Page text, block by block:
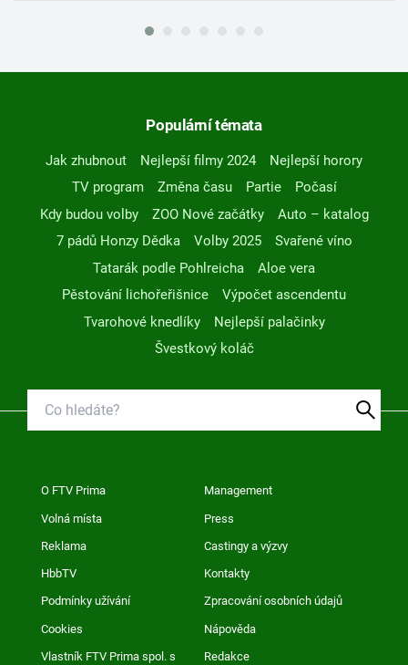
Populární témata
Jak zhubnout Nejlepší filmy 2024
Nejlepší horory
TV program
Změna času Partie
Počasí
Kdy budou volby
ZOO Nové začátky
Auto – katalog
7 pádů Honzy Dědka
Volby 2025
Svařené víno
Tatarák podle Pohlreicha
Aloe vera
Pěstování lichořeřišnice
Výpočet ascendentu
Tvarohové knedlíky
Nejlepší palačinky
Švestkový koláč
O FTV Prima Management
Volná místa Press
Reklama Castingy a výzvy
HbbTV Kontakty
Podmínky užívání Zpracování osobních údajů
Cookies Nápověda
Vlastník FTV Prima spol. s Redakce